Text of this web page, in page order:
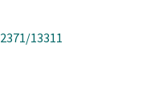
13311